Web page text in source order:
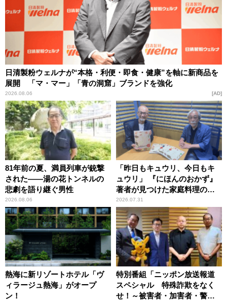
日清製粉ウェルナが“本格・利便・即食・健康”を軸に新商品を
展開 「マ・マー」「青の洞窟」ブランドを強化
2026.08.06 AD
81年前の夏、満員列車が銃撃
された――湯の花トンネルの
悲劇を語り継ぐ男性
2026.08.06
「昨日もキュウリ、今日もキ
ュウリ」 『にほんのおかず』
著者が見つけた家庭料理の知
恵
2026.07.31
熱海に新リゾートホテル「ヴ
ィラージュ熱海」がオープ
ン！
特別番組「ニッポン放送報道
スペシャル 特殊詐欺をなく
せ！～被害者・加害者・警視